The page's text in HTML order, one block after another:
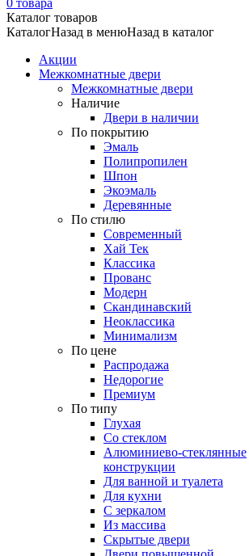
0 товара
Каталог товаров
КаталогНазад в менюНазад в каталог
Акции
Межкомнатные двери
Межкомнатные двери
Наличие
Двери в наличии
По покрытию
Эмаль
Полипропилен
Шпон
Экоэмаль
Деревянные
По стилю
Современный
Хай Тек
Классика
Прованс
Модерн
Скандинавский
Неоклассика
Минимализм
По цене
Распродажа
Недорогие
Премиум
По типу
Глухая
Со стеклом
Алюминиево-стеклянные
конструкции
Для ванной и туалета
Для кухни
С зеркалом
Из массива
Скрытые двери